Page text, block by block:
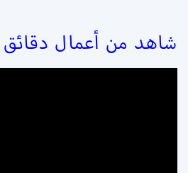
شاهد من أعمال دقائق